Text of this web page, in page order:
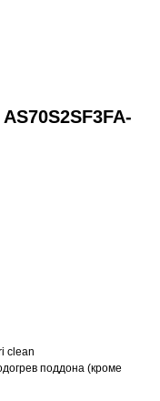
clean
поддона (кроме